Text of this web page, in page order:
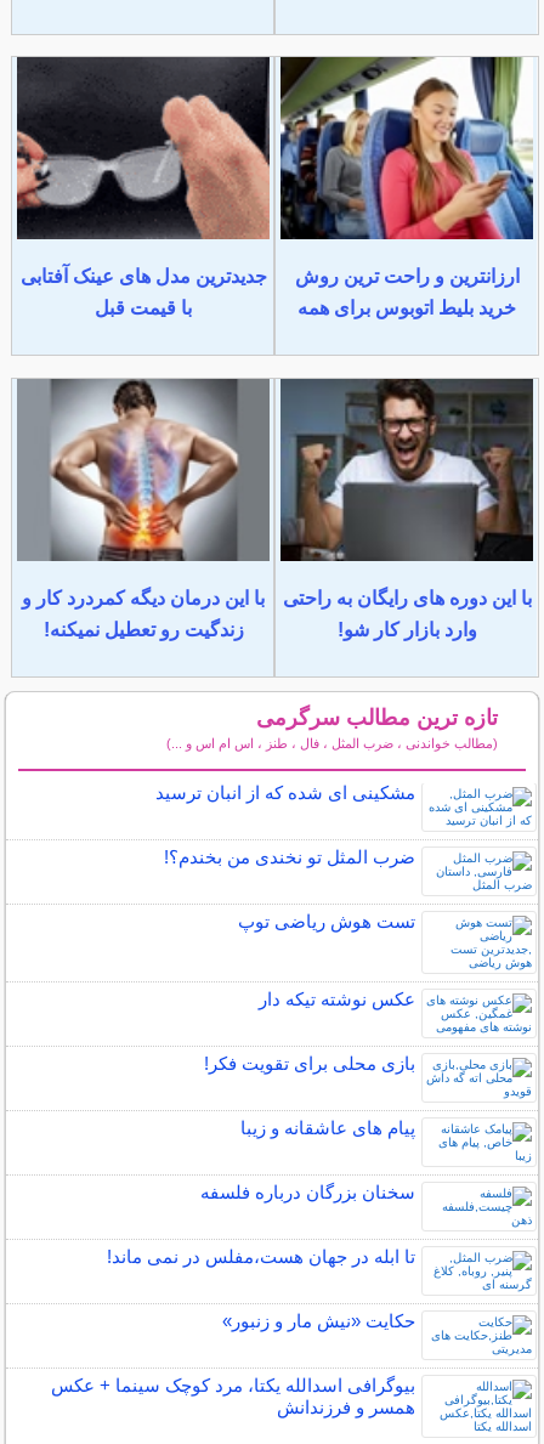
ارزانترین و راحت ترین روش
خرید بلیط اتوبوس برای همه
جدیدترین مدل های عینک آفتابی
با قیمت قبل
با این دوره های رایگان به راحتی
وارد بازار کار شو!
با این درمان دیگه کمردرد کار و
زندگیت رو تعطیل نمیکنه!
تازه ترین مطالب سرگرمی
(مطالب خواندنی ، ضرب المثل ، فال ، طنز ، اس ام اس و ...)
مشکینی ای شده که از انبان ترسید
ضرب المثل تو نخندی من بخندم؟!
تست هوش ریاضی توپ
عکس نوشته تیکه دار
بازی محلی برای تقویت فکر!
پیام های عاشقانه و زیبا
سخنان بزرگان درباره فلسفه
تا ابله در جهان هست،مفلس در نمی ماند!
حکایت «نیش مار و زنبور»
بیوگرافی اسدالله یکتا، مرد کوچک سینما + عکس
همسر و فرزندانش